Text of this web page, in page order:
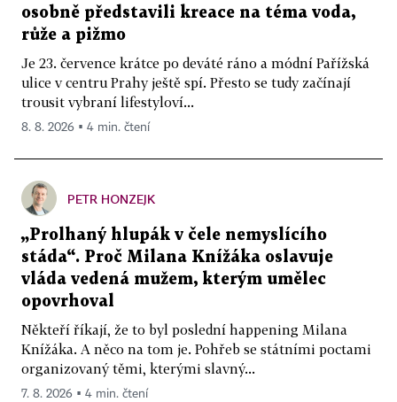
osobně představili kreace na téma voda,
růže a pižmo
Je 23. července krátce po deváté ráno a módní Pařížská
ulice v centru Prahy ještě spí. Přesto se tudy začínají
trousit vybraní lifestyloví...
8. 8. 2026 ▪ 4 min. čtení
PETR HONZEJK
„Prolhaný hlupák v čele nemyslícího
stáda“. Proč Milana Knížáka oslavuje
vláda vedená mužem, kterým umělec
opovrhoval
Někteří říkají, že to byl poslední happening Milana
Knížáka. A něco na tom je. Pohřeb se státními poctami
organizovaný těmi, kterými slavný...
7. 8. 2026 ▪ 4 min. čtení